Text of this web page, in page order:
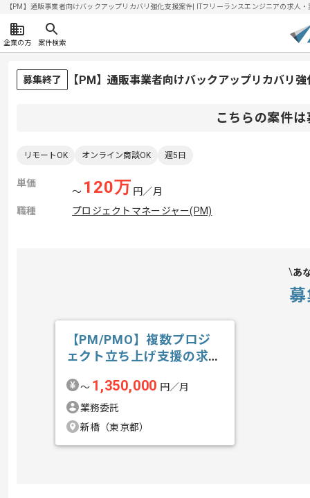
【PM】通販事業者向けバックアップリカバリ強化支援案件| ITフリーランスエンジニアの求人
企業の方 案件検索
募集終了 【PM】通販事業者向けバックアップリカバリ
こちらの案件
リモートOK オンライン商談OK 週5日
単価
〜 120万 円／月
職種
プロジェクトマネージャー(PM)
あ
【PM/PMO】複数プロジ
ェクト立ち上げ支援の求
〜 1,350,000 円／月
業務委託
新橋（東京都）